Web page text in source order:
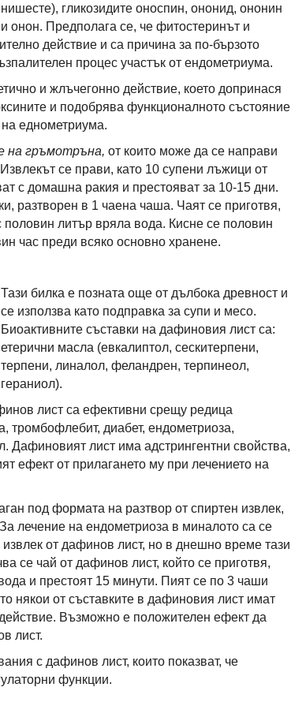
нишесте), гликозидите оноспин, ононид, ононин
и онон. Предполага се, че фитостеринът и
действие и са причина за по-бързото
процес участък от ендометриума.
и жлъчегонно действие, което допринася
и подобрява функционалното състояние
на еднометриума.
на гръмотръна, от които може да се направи
се прави, като 10 супени лъжици от
с домашна ракия и престояват за 10-15 дни.
разтворен в 1 чаена чаша. Чаят се приготвя,
половин литър вряла вода. Кисне се половин
час преди всяко основно хранене.
Тази билка е позната още от дълбока древност и
се използва като подправка за супи и месо.
Биоактивните съставки на дафиновия лист са:
етерични масла (евкалиптол, сескитерпени,
терпени, линалол, феландрен, терпинеол,
гераниол).
лист са ефективни срещу редица
тромбофлебит, диабет, ендометриоза,
Дафиновият лист има адстрингентни свойства,
ефект от прилагането му при лечението на
под формата на разтвор от спиртен извлек,
лечение на ендометриоза в миналото са се
от дафинов лист, но в днешно време тази
се чай от дафинов лист, който се приготвя,
и престоят 15 минути. Пият се по 3 чаши
някои от съставките в дафиновия лист имат
Възможно е положителен ефект да
лист.
с дафинов лист, които показват, че
функции.